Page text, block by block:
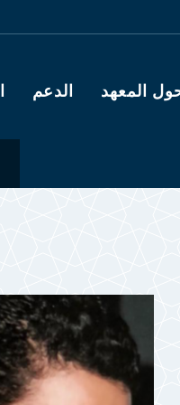
المعهد الدعم